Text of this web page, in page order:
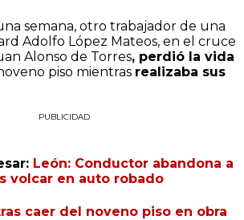
semana, otro trabajador de una
Adolfo López Mateos, en el cruce
Alonso de Torres, perdió la vida
piso mientras realizaba sus
PUBLICIDAD
León: Conductor abandona a
volcar en auto robado
caer del noveno piso en obra